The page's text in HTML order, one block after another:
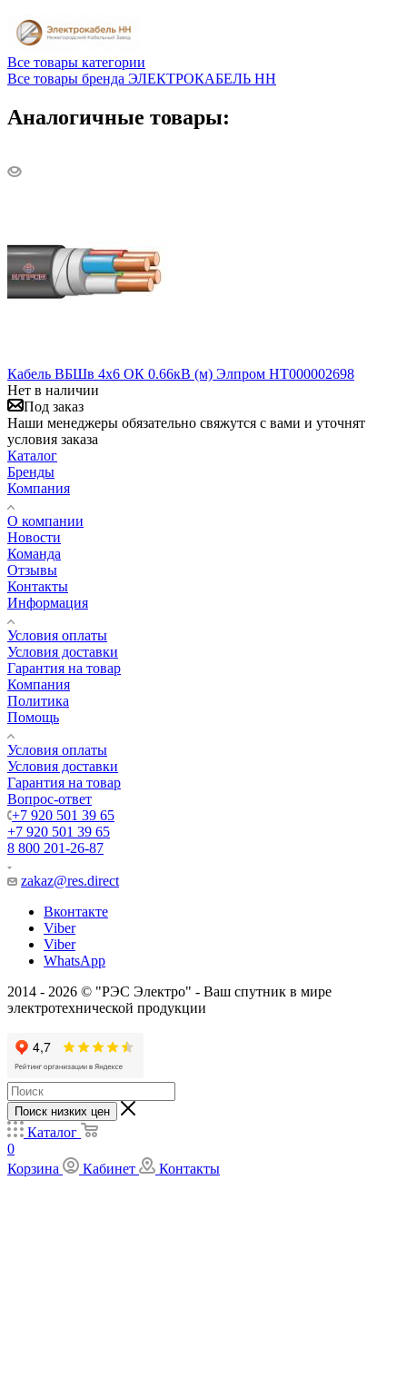
Все товары категории
Все товары бренда ЭЛЕКТРОКАБЕЛЬ НН
Аналогичные товары:
Кабель ВБШв 4х6 ОК 0.66кВ (м) Элпром НТ000002698
Нет в наличии
Под заказ
Наши менеджеры обязательно свяжутся с вами и уточнят
условия заказа
Каталог
Бренды
Компания
О компании
Новости
Команда
Отзывы
Контакты
Информация
Условия оплаты
Условия доставки
Гарантия на товар
Компания
Политика
Помощь
Условия оплаты
Условия доставки
Гарантия на товар
Вопрос-ответ
+7 920 501 39 65
+7 920 501 39 65
8 800 201-26-87
zakaz@res.direct
Вконтакте
Viber
Viber
WhatsApp
2014 - 2026 © "РЭС Электро" - Ваш спутник в мире
электротехнической продукции
Поиск низких цен
Каталог
0
Корзина
Кабинет Контакты